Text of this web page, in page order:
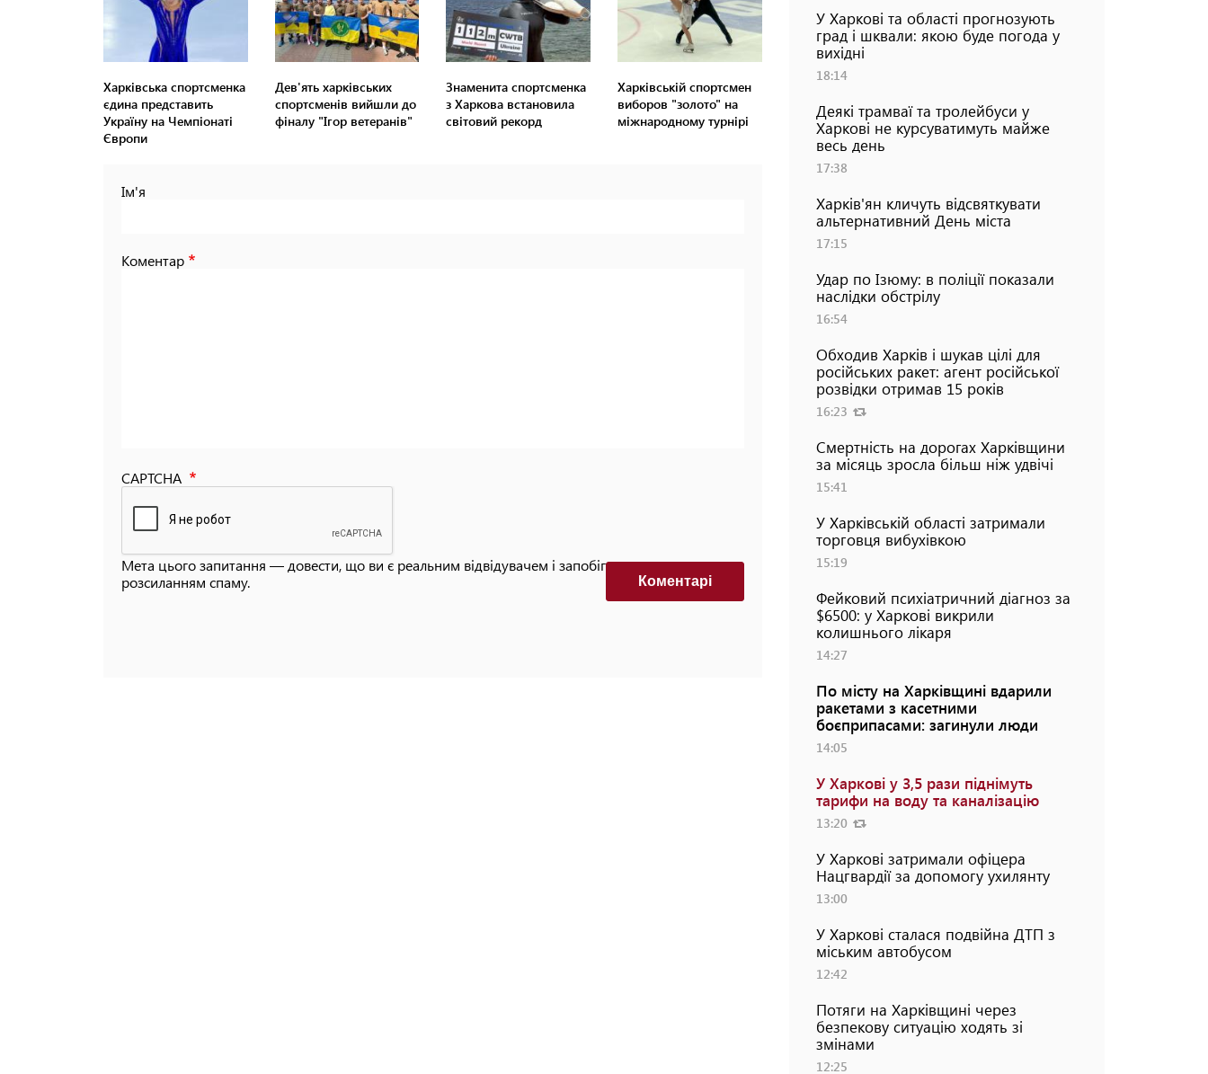
Харківська спортсменка
єдина представить
Україну на Чемпіонаті
Європи
Дев'ять харківських
спортсменів вийшли до
фіналу "Ігор ветеранів"
Знаменита спортсменка
з Харкова встановила
світовий рекорд
Харківській спортсмен
виборов "золото" на
міжнародному турнірі
Ім'я
Коментар
CAPTCHA
Мета цього запитання — довести, що ви є реальним відвідувачем і запобігти автоматизованим
розсиланням спаму.
Коментарi
У Харкові та області прогнозують
град і шквали: якою буде погода у
вихідні
18:14
Деякі трамваї та тролейбуси у
Харкові не курсуватимуть майже
весь день
17:38
Харків'ян кличуть відсвяткувати
альтернативний День міста
17:15
Удар по Ізюму: в поліції показали
наслідки обстрілу
16:54
Обходив Харків і шукав цілі для
російських ракет: агент російської
розвідки отримав 15 років
16:23
Смертність на дорогах Харківщини
за місяць зросла більш ніж удвічі
15:41
У Харківській області затримали
торговця вибухівкою
15:19
Фейковий психіатричний діагноз за
$6500: у Харкові викрили
колишнього лікаря
14:27
По місту на Харківщині вдарили
ракетами з касетними
боєприпасами: загинули люди
14:05
У Харкові у 3,5 рази піднімуть
тарифи на воду та каналізацію
13:20
У Харкові затримали офіцера
Нацгвардії за допомогу ухилянту
13:00
У Харкові сталася подвійна ДТП з
міським автобусом
12:42
Потяги на Харківщині через
безпекову ситуацію ходять зі
змінами
12:25